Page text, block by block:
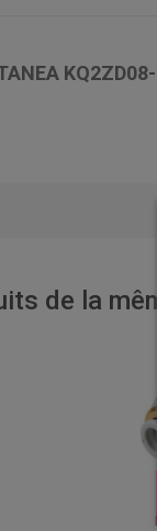
de la